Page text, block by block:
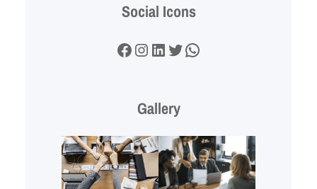
Social Icons
Facebook InstagramLinkedIn Twitter WhatsApp
Gallery